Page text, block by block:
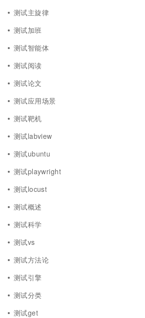
测试主旋律
测试加班
测试智能体
测试阅读
测试论文
测试应用场景
测试靶机
测试labview
测试ubuntu
测试playwright
测试locust
测试概述
测试科学
测试vs
测试方法论
测试引擎
测试分类
测试get